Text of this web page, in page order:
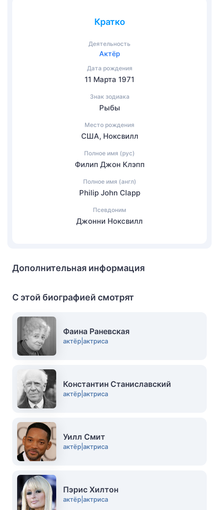
Кратко
Деятельность
Актёр
Дата рождения
11 Марта 1971
Знак зодиака
Рыбы
Место рождения
США, Ноксвилл
Полное имя (рус)
Филип Джон Клэпп
Полное имя (англ)
Philip John Clapp
Псевдоним
Джонни Ноксвилл
Дополнительная информация
С этой биографией смотрят
Фаина Раневская
актёр|актриса
Константин Станиславский
актёр|актриса
Уилл Смит
актёр|актриса
Пэрис Хилтон
актёр|актриса